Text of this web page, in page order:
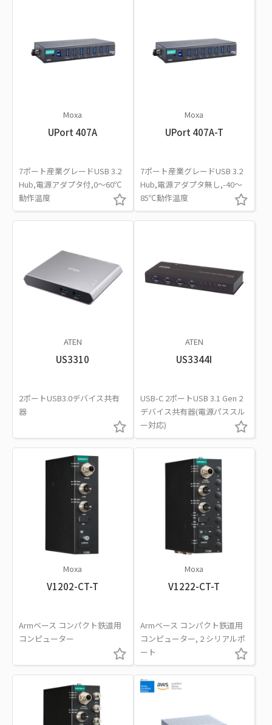
Moxa
UPort 407A
7ポート産業グレードUSB 3.2
Hub,電源アダプタ付,0～60℃
動作温度
Moxa
UPort 407A-T
7ポート産業グレードUSB 3.2
Hub,電源アダプタ無し,-40～
85℃動作温度
ATEN
US3310
2ポートUSB3.0デバイス共有
器
ATEN
US3344I
USB-C 2ポートUSB 3.1 Gen 2
デバイス共有器(電源パススル
ー対応)
Moxa
V1202-CT-T
Armベース コンパクト鉄道用
コンピューター
Moxa
V1222-CT-T
Armベース コンパクト鉄道用
コンピューター, 2 シリアルポ
ート